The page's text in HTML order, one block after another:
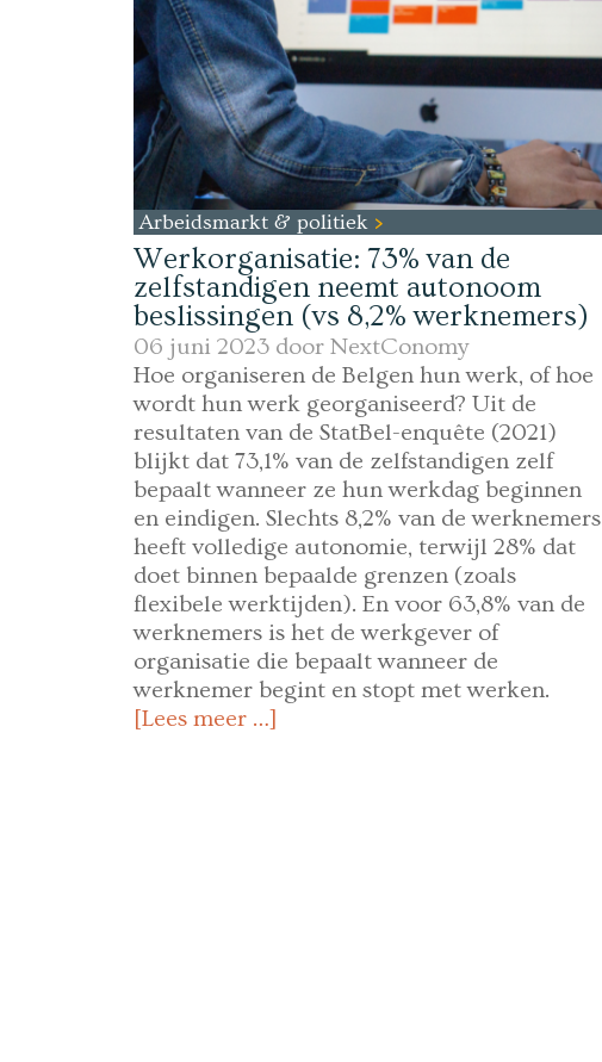
Arbeidsmarkt & politiek
Werkorganisatie: 73% van de
zelfstandigen neemt autonoom
beslissingen (vs 8,2% werknemers)
06 juni 2023 door NextConomy
Hoe organiseren de Belgen hun werk, of hoe
wordt hun werk georganiseerd? Uit de
resultaten van de StatBel-enquête (2021)
blijkt dat 73,1% van de zelfstandigen zelf
bepaalt wanneer ze hun werkdag beginnen
en eindigen. Slechts 8,2% van de werknemers
heeft volledige autonomie, terwijl 28% dat
doet binnen bepaalde grenzen (zoals
flexibele werktijden). En voor 63,8% van de
werknemers is het de werkgever of
organisatie die bepaalt wanneer de
werknemer begint en stopt met werken.
[Lees meer …]